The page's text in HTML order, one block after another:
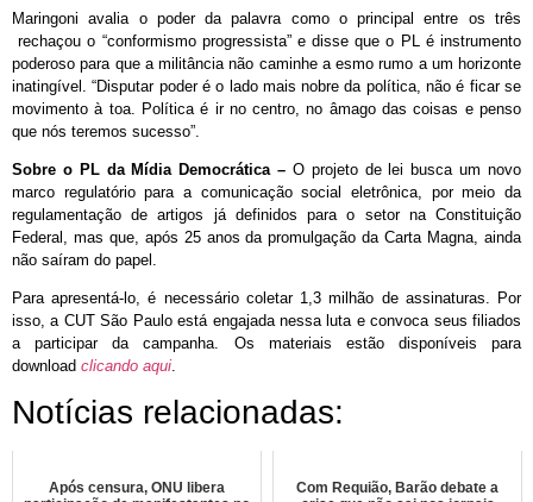
Maringoni avalia o poder da palavra como o principal entre os três
rechaçou o “conformismo progressista” e disse que o PL é instrumento
poderoso para que a militância não caminhe a esmo rumo a um horizonte
inatingível. “Disputar poder é o lado mais nobre da política, não é ficar se
movimento à toa. Política é ir no centro, no âmago das coisas e penso
que nós teremos sucesso”.
Sobre o PL da Mídia Democrática – O projeto de lei busca um novo
marco regulatório para a comunicação social eletrônica, por meio da
regulamentação de artigos já definidos para o setor na Constituição
Federal, mas que, após 25 anos da promulgação da Carta Magna, ainda
não saíram do papel.
Para apresentá-lo, é necessário coletar 1,3 milhão de assinaturas. Por
isso, a CUT São Paulo está engajada nessa luta e convoca seus filiados
a participar da campanha. Os materiais estão disponíveis para
download clicando aqui.
Notícias relacionadas:
Após censura, ONU libera
Com Requião, Barão debate a